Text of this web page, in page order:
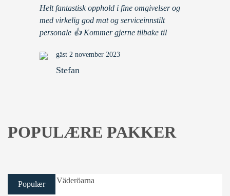
Helt fantastisk opphold i fine omgivelser og
med virkelig god mat og serviceinnstilt
personale 👍 Kommer gjerne tilbake til
gäst 2 november 2023
Stefan
POPULÆRE PAKKER
Populær